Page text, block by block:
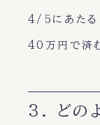
4/5にあたる
40万円で済
3. どの